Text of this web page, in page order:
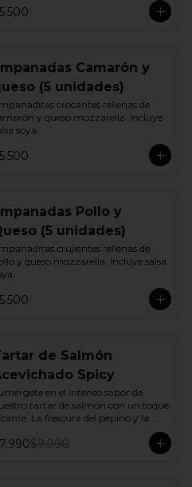
Camarón y
(5 unidades)
crocantes rellenas de
y queso mozzarella. Incluye
soya.
Pollo y
(5 unidades)
crujientes rellenas de
y queso mozzarella. Incluye salsa
de Salmón
Spicy
en el intenso sabor de
tartar de salmón con un toque
La frescura del pepino y la
de la palta se combinan con
explosión de la salsa spicy, creando
plato vibrante y lleno de sabor que
$9.990